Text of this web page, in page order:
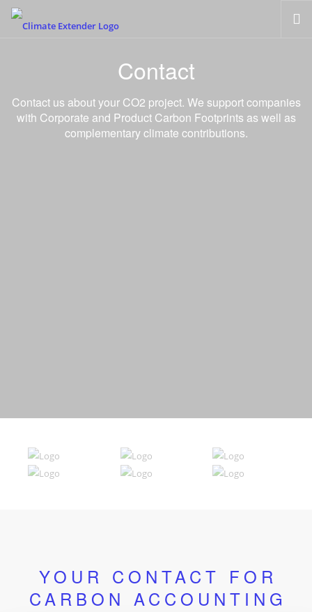
CARBON FOOTPRINT CALCULATOR
PRODUCT CARBON FOOTPRINT CALCULATOR
ABOUT US
Contact
Contact us about your CO2 project. We support companies
with Corporate and Product Carbon Footprints as well as
complementary climate contributions.
YOUR CONTACT FOR
CARBON ACCOUNTING